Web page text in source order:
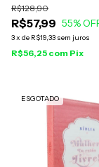
R$57,99
R$128,90
55%
3x de R$19,33 sem juros
R$56,25 com Pix
ESGOTADO